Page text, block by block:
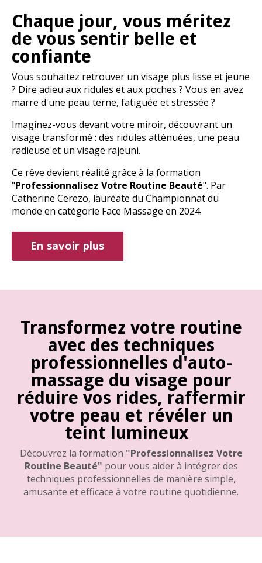
Chaque jour, vous méritez
de vous sentir belle et
confiante
Vous souhaitez retrouver un visage plus lisse et jeune
? Dire adieu aux ridules et aux poches ? Vous en avez
marre d'une peau terne, fatiguée et stressée ?
Imaginez-vous devant votre miroir, découvrant un
visage transformé : des ridules atténuées, une peau
radieuse et un visage rajeuni.
Ce rêve devient réalité grâce à la formation
"Professionnalisez Votre Routine Beauté". Par
Catherine Cerezo, lauréate du Championnat du
monde en catégorie Face Massage en 2024.
En savoir plus
Transformez votre routine
avec des techniques
professionnelles d'auto-
massage du visage pour
réduire vos rides, raffermir
votre peau et révéler un
teint lumineux
Découvrez la formation "Professionnalisez Votre
Routine Beauté" pour vous aider à intégrer des
techniques professionnelles de manière simple,
amusante et efficace à votre routine quotidienne.